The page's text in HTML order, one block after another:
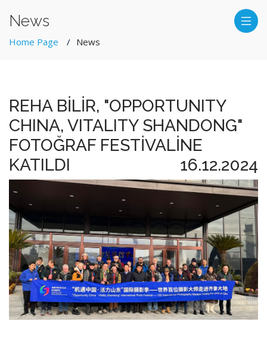
News
Home Page News
REHA BİLİR, "OPPORTUNITY
CHINA, VITALITY SHANDONG"
FOTOĞRAF FESTİVALİNE
KATILDI
16.12.2024